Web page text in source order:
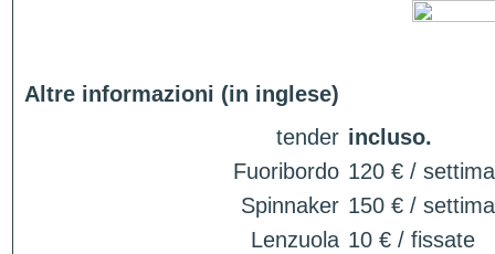
Altre informazioni (in inglese)
tender incluso.
Fuoribordo 120 € /
Spinnaker 150 € /
Lenzuola 10 € / fissate